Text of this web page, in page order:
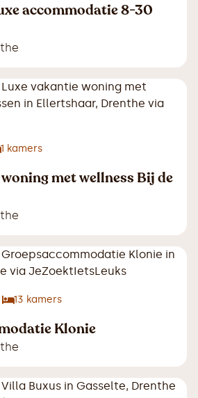
accommodatie 8-30
1 kamers
met wellness Bij de
13 kamers
Klonie